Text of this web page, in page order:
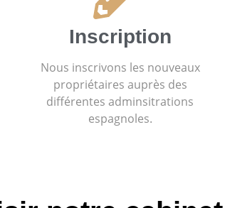
Inscription
Nous inscrivons les nouveaux
propriétaires auprès des
différentes adminsitrations
espagnoles.